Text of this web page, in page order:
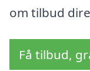
om tilbud
Få tilbud,